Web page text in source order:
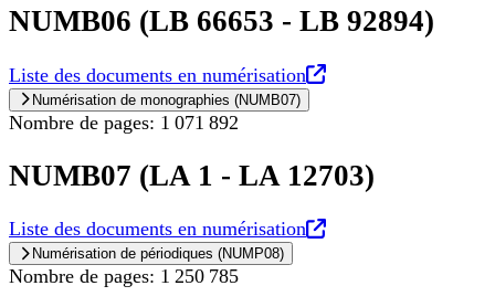
NUMB06 (LB 66653 - LB 92894)
Liste des documents en numérisation Nouvel onglet
Numérisation de monographies (NUMB07)
Nombre de pages: 1 071 892
NUMB07 (LA 1 - LA 12703)
Liste des documents en numérisation Nouvel onglet
Numérisation de périodiques (NUMP08)
Nombre de pages: 1 250 785